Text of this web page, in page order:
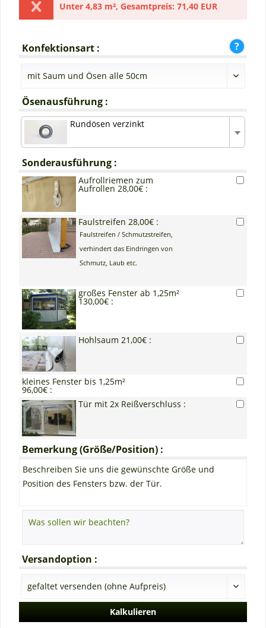
Unter 4,83 m², Gesamtpreis: 71,40 EUR
Konfektionsart :
Ösenausführung :
Rundösen verzinkt
Sonderausführung :
Aufrollriemen zum
Aufrollen 28,00€ :
Faulstreifen 28,00€ :
Faulstreifen / Schmutzstreifen,
verhindert das Eindringen von
Schmutz, Laub etc.
großes Fenster ab 1,25m²
130,00€ :
Hohlsaum 21,00€ :
kleines Fenster bis 1,25m²
96,00€ :
Tür mit 2x Reißverschluss :
Bemerkung (Größe/Position) :
Beschreiben Sie uns die gewünschte Größe und
Position des Fensters bzw. der Tür.
Versandoption :
Kalkulieren